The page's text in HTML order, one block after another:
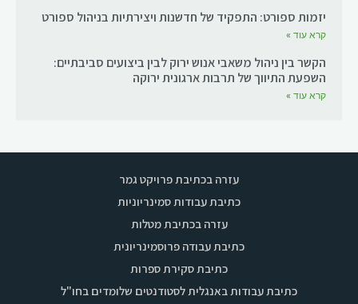
יזמות ספורט: התפקיד של חדשנות ויצירתיות בניהול ספורט
קרא עוד »
הקשר בין ניהול משאבי אנוש ירוק לבין ביצועים סביבתיים:
השפעת התיווך של תרבות ארגונית ירוקה
קרא עוד »
עזרה בכתיבת פרויקט גמר
כתיבת עבודות סמינריוניות
עזרה בכתיבת מטלות
כתיבת עבודה פרוסמינריונית
כתיבת סקירת ספרות
כתיבת עבודות באנגלית לסטודנטים שלומדים בחו"ל